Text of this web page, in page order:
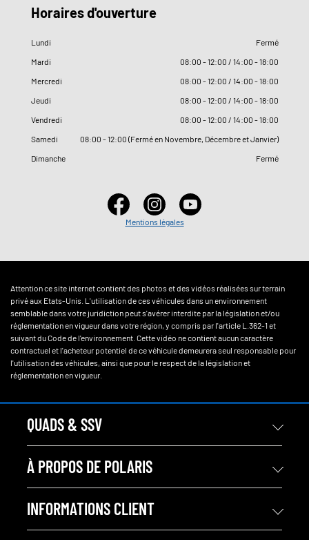
Horaires d'ouverture
Lundi
Fermé
Mardi
08:00 - 12:00 / 14:00 - 18:00
Mercredi
08:00 - 12:00 / 14:00 - 18:00
Jeudi
08:00 - 12:00 / 14:00 - 18:00
Vendredi
08:00 - 12:00 / 14:00 - 18:00
Samedi
08:00 - 12:00 (Fermé en Novembre, Décembre et Janvier)
Dimanche
Fermé
Mentions légales
Attention ce site internet contient des photos et des vidéos réalisées sur terrain
privé aux Etats-Unis. L'utilisation de ces véhicules dans un environnement
semblable dans votre juridiction peut s'avérer interdite par la législation et/ou
réglementation en vigueur dans votre région, y compris par l'article L.362-1 et
suivant du Code de l'environnement. Cette vidéo ne contient aucun caractère
contractuel et l'acheteur potentiel de ce véhicule demeurera seul responsable pour
l'utilisation des véhicules, ainsi que pour le respect de la législation et
réglementation en vigueur.
QUADS & SSV
À PROPOS DE POLARIS
INFORMATIONS CLIENT